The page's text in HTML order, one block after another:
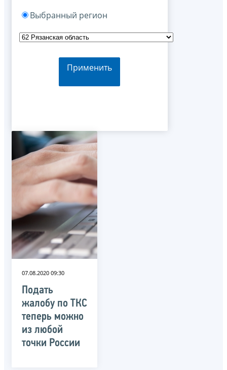
Выбранный регион
Применить
07.08.2020 09:30
Подать
жалобу по ТКС
теперь можно
из любой
точки России